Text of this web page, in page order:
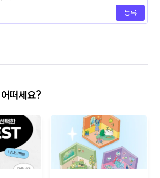
등록
떠세요?